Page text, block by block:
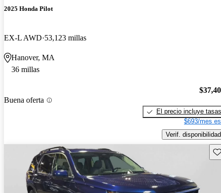
2025 Honda Pilot
EX-L AWD 53,123 millas
Hanover, MA
36 millas
Buena oferta
El precio incluye tasas
$693/mes
Verif. disponibilidad